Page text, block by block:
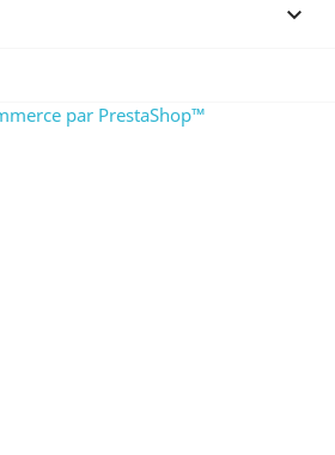

par PrestaShop™